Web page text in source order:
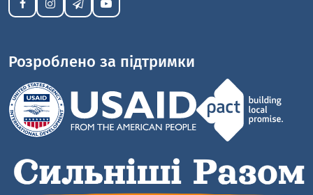
Розроблено за підтримки